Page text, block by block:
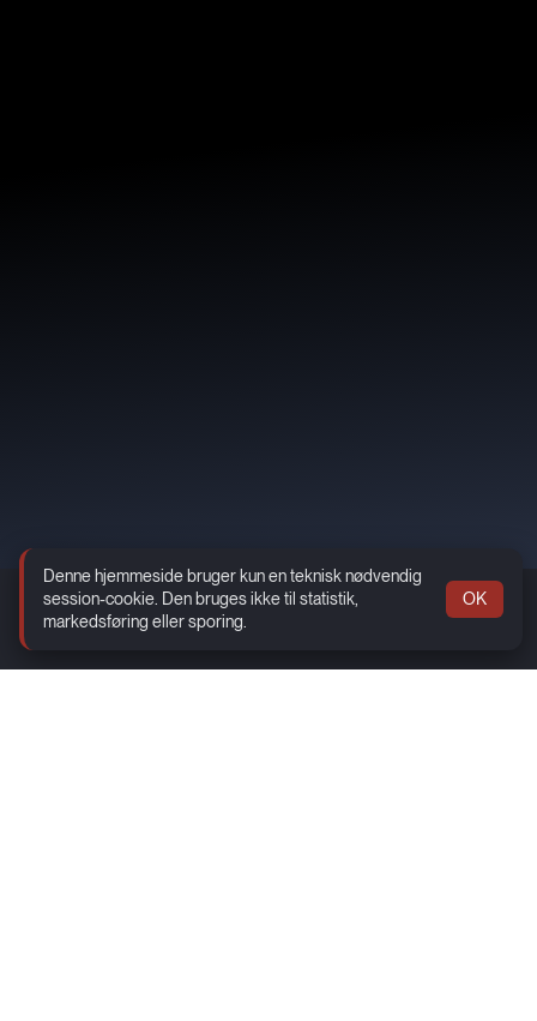
Denne hjemmeside bruger kun en teknisk nødvendig
session-cookie. Den bruges ikke til statistik,
markedsføring eller sporing.
OK